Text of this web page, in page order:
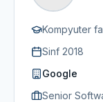
Kompyuter
Sinf 2018
Google
Senior